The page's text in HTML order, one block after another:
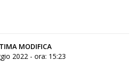
MODIFICA
2022 - ora: 15:23